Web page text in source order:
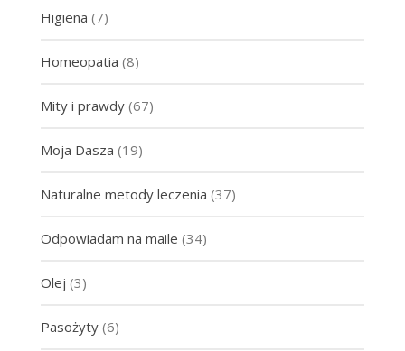
Higiena (7)
Homeopatia (8)
Mity i prawdy(67)
Moja Dasza (19)
Naturalne metody leczenia (37)
Odpowiadam na maile (34)
Olej (3)
Pasożyty(6)